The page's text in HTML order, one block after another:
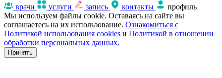
врачи услуги запись контакты
профиль
Мы используем файлы cookie. Оставаясь на сайте вы
соглашаетесь на их использование. Ознакомиться с
Политикой использования cookies и Политикой в отношении
обработки персональных данных.
Принять